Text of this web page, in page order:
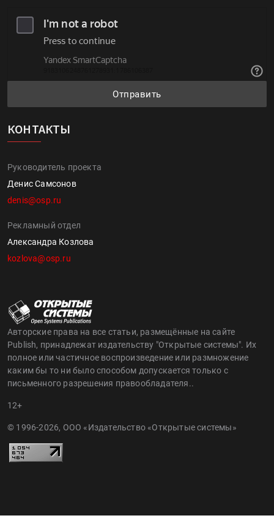
Отправить
КОНТАКТЫ
Руководитель проекта
Денис Самсонов
denis@osp.ru
Рекламный отдел
Александра Козлова
kozlova@osp.ru
Авторские права на все статьи, размещённые на сайте
Publish, принадлежат издательству "Открытые системы". Их
полное или частичное воспроизведение или размножение
каким бы то ни было способом допускается только с
письменного разрешения правообладателя..
12+
© 1996-2026, ООО «Издательство «Открытые системы»